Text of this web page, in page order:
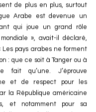
de plus en plus, surtout
Arabe est devenue un
qui joue un grand rôle
», avait-il déclaré,
Les pays arabes ne forment
: que ce soit à Tanger ou à
fait qu’une. J’éprouve
et de respect pour les
la République américaine
et notamment pour sa